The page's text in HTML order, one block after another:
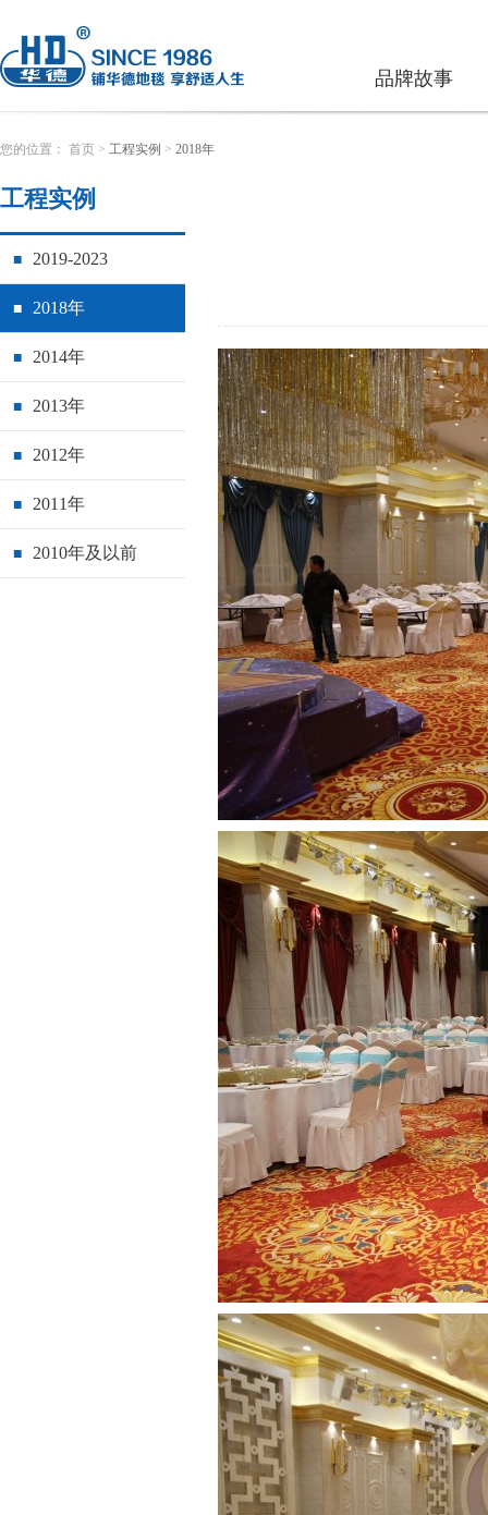
品牌故事
您的位置： 首页 > 工程实例 > 2018年
工程实例
■ 2019-2023
■ 2018年
■ 2014年
■ 2013年
■ 2012年
■ 2011年
■ 2010年及以前